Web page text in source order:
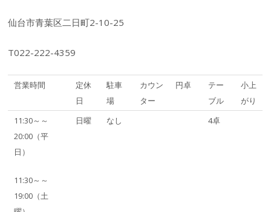
仙台市青葉区二日町2-10-25
T022-222-4359
営業時間
定休
日
駐車
場
カウン
ター
円卓
テー
ブル
小上
がり
11:30～～
20:00（平
日）
11:30～～
19:00（土
日曜 なし 4卓